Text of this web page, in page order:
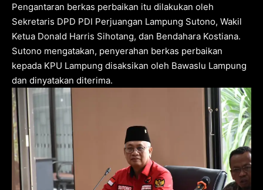
Pengantaran berkas perbaikan itu dilakukan oleh
Sekretaris DPD PDI Perjuangan Lampung Sutono, Wakil
Ketua Donald Harris Sihotang, dan Bendahara Kostiana.
Sutono mengatakan, penyerahan berkas perbaikan
kepada KPU Lampung disaksikan oleh Bawaslu Lampung
dan dinyatakan diterima.